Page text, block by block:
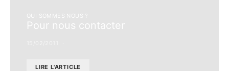
QUI SOMMES NOUS ?
Pour nous contacter
LIRE L'ARTICLE